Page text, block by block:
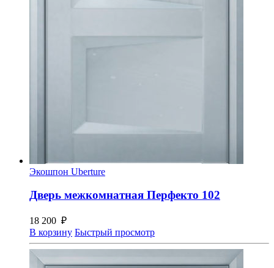
Экошпон Uberture
Дверь межкомнатная Перфекто 102
18 200 ₽
В корзину Быстрый просмотр